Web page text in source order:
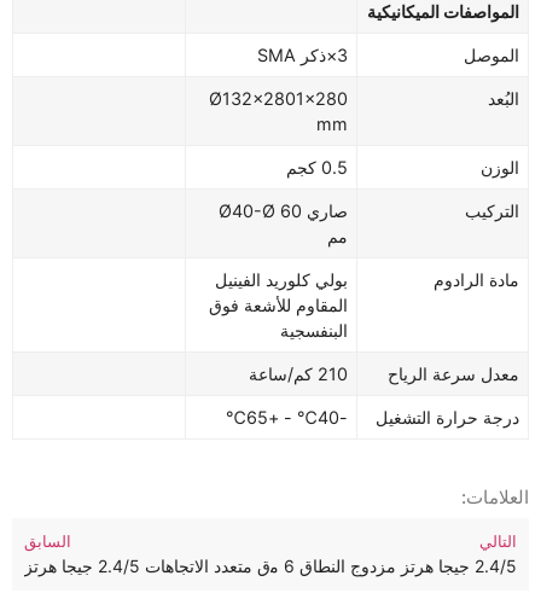
المواصفات الميكانيكية
الموصل 3
×ذكر SMA
البُعد
Ø132×2801×280
mm
الوزن 0.5 كجم
التركيب
صاري Ø40-Ø 60
مم
مادة الرادوم
بولي كلوريد الفينيل
المقاوم للأشعة فوق
البنفسجية
معدل سرعة الرياح 210 كم/ساعة
درجة حرارة التشغيل -40℃ - +65℃
العلامات:
السابق
هوائي واي فاي ثنائي النطاق متعدد الاتجاهات 2.4/5 جيجا هرتز
التالي
2.4/5 جيجا هرتز مزدوج النطاق 6 منافذ MIMO متعدد الاتجاهات هوائي واي فاي متعدد الاتجاهات 2.4/5 جيجا هرتز